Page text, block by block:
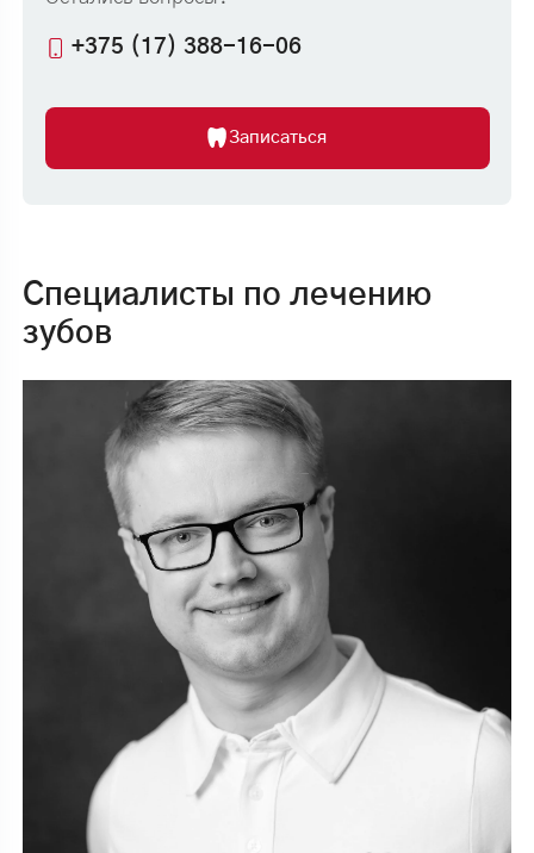
Шинировании зубов в
Минске: что важно знать,
чтобы избежать удаления
Подвижность зубов, дискомфорт при жевании,
страх потерять улыбку — с такими жалобами
пациенты часто обращаются в нашу клинику.
Когда ткани ослаблены из-за пародонтита,
травмы или перегрузки прикуса, кажется, что
следующий шаг — удаление. На самом деле во
многих случаях ситуацию можно стабилизировать
и сохранить собственные зубы, главное, не
затягивать с лечением. Для этого применяется
шинирование — метод, который помогает
укрепить подвижные единицы и снизить нагрузку
на ткани.
В TRIOMED Club в Минске мы проводим 3D-
+375 (17) 388-16-06
Записаться
Специалисты по лечению
зубов